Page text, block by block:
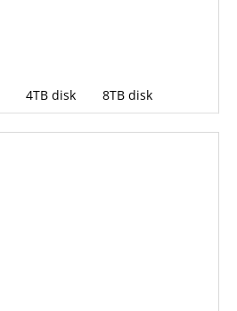
4TB disk 8TB disk